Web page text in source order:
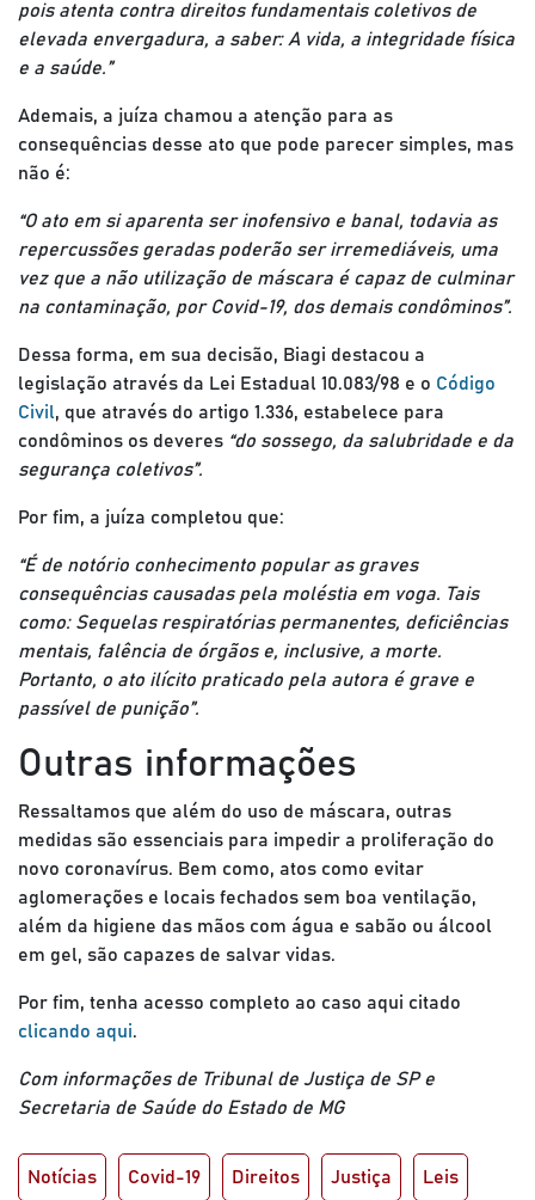
pois atenta contra direitos fundamentais coletivos de
elevada envergadura, a saber: A vida, a integridade física
e a saúde.”
Ademais, a juíza chamou a atenção para as
consequências desse ato que pode parecer simples, mas
não é:
“O ato em si aparenta ser inofensivo e banal, todavia as
repercussões geradas poderão ser irremediáveis, uma
vez que a não utilização de máscara é capaz de culminar
na contaminação, por Covid-19, dos demais condôminos”.
Dessa forma, em sua decisão, Biagi destacou a
legislação através da Lei Estadual 10.083/98 e o Código
Civil, que através do artigo 1.336, estabelece para
condôminos os deveres “do sossego, da salubridade e da
segurança coletivos”.
Por fim, a juíza completou que:
“É de notório conhecimento popular as graves
consequências causadas pela moléstia em voga. Tais
como: Sequelas respiratórias permanentes, deficiências
mentais, falência de órgãos e, inclusive, a morte.
Portanto, o ato ilícito praticado pela autora é grave e
passível de punição”.
Outras informações
Ressaltamos que além do uso de máscara, outras
medidas são essenciais para impedir a proliferação do
novo coronavírus. Bem como, atos como evitar
aglomerações e locais fechados sem boa ventilação,
além da higiene das mãos com água e sabão ou álcool
em gel, são capazes de salvar vidas.
Por fim, tenha acesso completo ao caso aqui citado
clicando aqui.
Com informações de Tribunal de Justiça de SP e
Secretaria de Saúde do Estado de MG
Notícias Covid-19 Direitos Justiça Leis